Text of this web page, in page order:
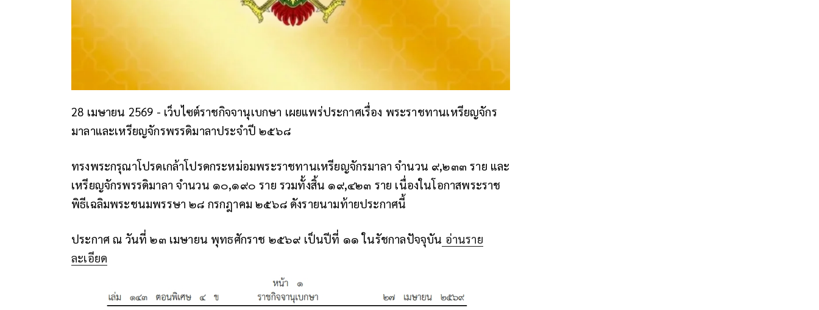
28 เมษายน 2569 - เว็บไซต์ราชกิจจานุเบกษา เผยแพร่ประกาศเรื่อง พระราชทานเหรียญจักร
มาลาและเหรียญจักรพรรดิมาลาประจำปี ๒๕๖๘
ทรงพระกรุณาโปรดเกล้าโปรดกระหม่อมพระราชทานเหรียญจักรมาลา จำนวน ๙,๒๓๓ ราย และ
เหรียญจักรพรรดิมาลา จำนวน ๑๐,๑๙๐ ราย รวมทั้งสิ้น ๑๙,๔๒๓ ราย เนื่องในโอกาสพระราช
พิธีเฉลิมพระชนมพรรษา ๒๘ กรกฎาคม ๒๕๖๘ ดังรายนามท้ายประกาศนี้
ประกาศ ณ วันที่ ๒๓ เมษายน พุทธศักราช ๒๕๖๙ เป็นปีที่ ๑๑ ในรัชกาลปัจจุบัน อ่านราย
ละเอียด